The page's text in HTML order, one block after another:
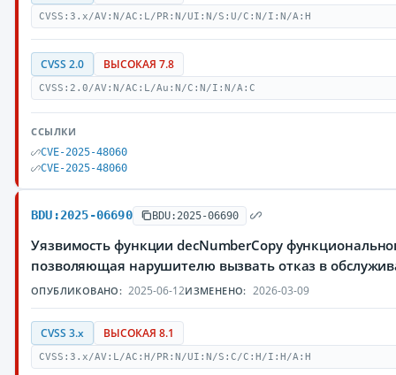
CVSS:3.x/AV:N/AC:L/PR:N/UI:N/S:U/C:N/I:N/A:H
CVSS 2.0 ВЫСОКАЯ 7.8
CVSS:2.0/AV:N/AC:L/Au:N/C:N/I:N/A:C
ССЫЛКИ
CVE-2025-48060
CVE-2025-48060
BDU:2025-06690 BDU:2025-06690
Уязвимость функции decNumberCopy
позволяющая нарушителю вызвать отказ в
ОПУБЛИКОВАНО: 2025-06-12ИЗМЕНЕНО: 2026-03-09
CVSS 3.x ВЫСОКАЯ 8.1
CVSS:3.x/AV:L/AC:H/PR:N/UI:N/S:C/C:H/I:H/A:H